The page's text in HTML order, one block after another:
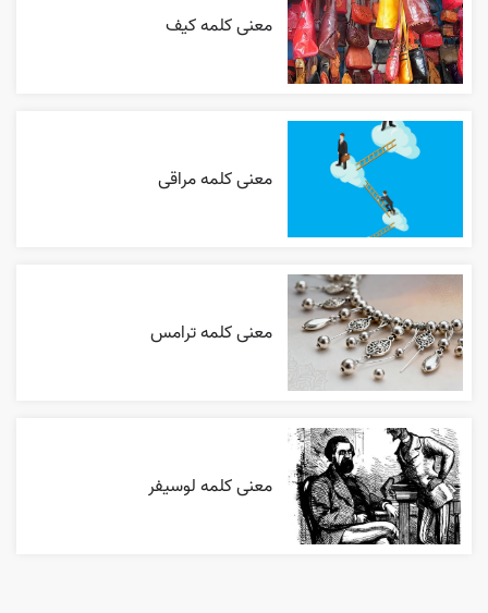
معنی کلمه کیف
معنی کلمه مراقی
معنی کلمه ترامس
معنی کلمه لوسیفر